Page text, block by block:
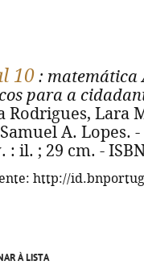
10 : matemática
para a
Rodrigues, Lara
A. Lopes.
: il. ; 29 cm. -
http://
À LISTA